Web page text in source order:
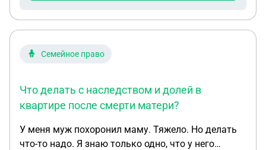
Семейное право
Что делать с наследством и долей в
квартире после смерти матери?
У меня муж похоронил маму. Тяжело. Но делать
что-то надо. Я знаю только одно, что у него